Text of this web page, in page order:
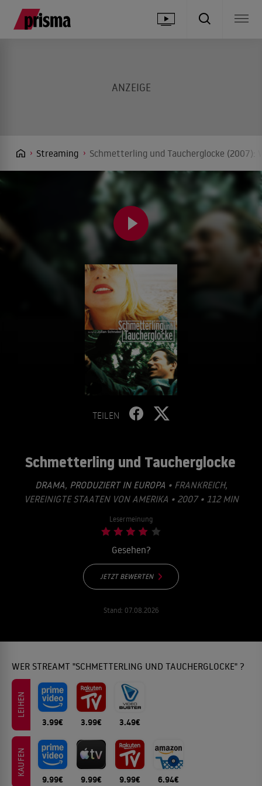
Streaming Schmetterling und Taucherglocke
TEILEN
Schmetterling und Taucherglocke
DRAMA, PRODUZIERT IN EUROPA • FRANKREICH,
VEREINIGTE STAATEN VON AMERIKA • 2007 • 112 MIN
Lesermeinung
Gesehen?
JETZT BEWERTEN
Stand: 07.08.2026
WER STREAMT "SCHMETTERLING UND TAUCHERGLOCKE" ?
LEIHEN
3.99€ 3.99€ 3.49€
KAUFEN
9.99€ 9.99€ 9.99€ 6.94€